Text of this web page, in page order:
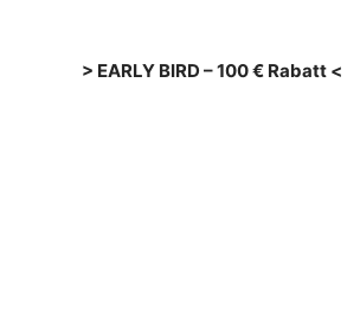
> EARLY BIRD – 100 € Rabatt <